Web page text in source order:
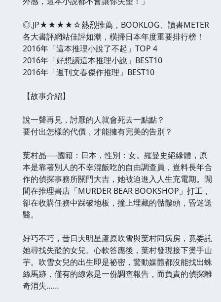
◎.JP★★★★☆熱烈推薦，BOOKLOG、讀書METER
各大書評網站佳評如潮，橫掃日本年度重要排行榜！
2016年「這本推理小說了不起」TOP 4
2016年「好想讀這本推理小說」BEST10
2016年「週刊文春傑作推理」BEST10
【故事介紹】
說一聲再見，討厭的人就會死去一點點？
要付出怎樣的代價，才能擁有完美的告別？
葉村晶──國籍：日本，性別：女。羅曼史絕緣體，原
本是靠著別人的不幸混飯吃的自由調查員，豈料長年合
作的偵探事務所關門大吉，她被迫進入人生充電期。閒
閒在推理書店「MURDER BEAR BOOKSHOP」打工，
卻在收購任務中踩破地板，撞上埋藏的骷髏頭，昏迷送
醫。
好巧不巧，昔日大明星蘆原吹雪與葉村同病房，竟委託
她尋找失蹤的女兒。心軟答應後，葉村發現接下燙手山
芋。吹雪女兒的出生即是祕密，驚動媒體都沒能找出蛛
絲馬跡，僅有的線索是一份調查報告，而負責的偵探離
奇消失……